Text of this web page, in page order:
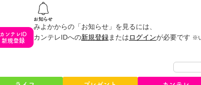
カンテレID
新規登録
みよかからの「お知らせ」を見るには、
カンテレIDへの新規登録またはログインが必要です ※